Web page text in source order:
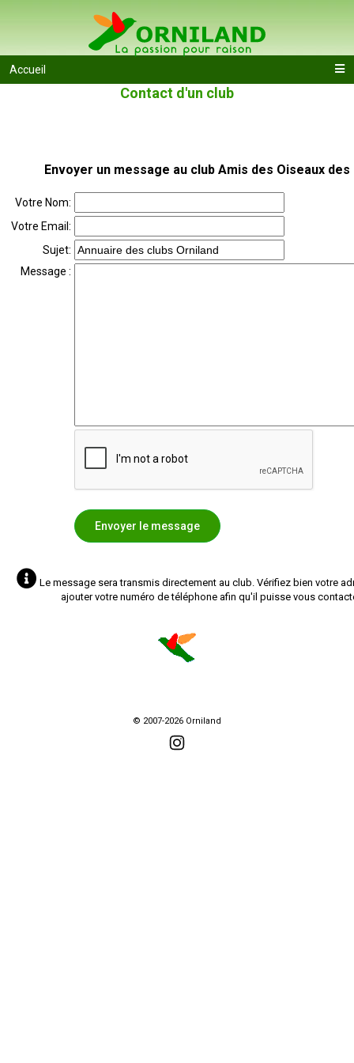
Accueil
Contact d'un club
Envoyer un message au club Amis des Oiseaux
Votre Nom:
Votre Email:
Sujet:
Message :
Le message sera transmis directement au club. Vérifiez bien votre
ajouter votre numéro de téléphone afin qu'il puisse vous
© 2007-2026 Orniland